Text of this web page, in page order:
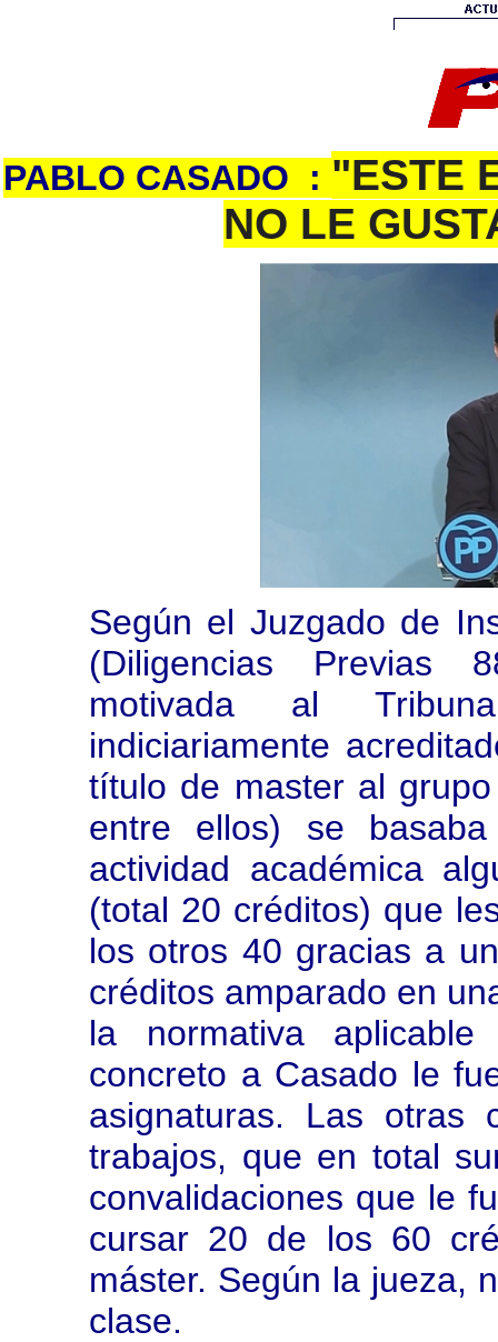
PABLO CASADO : "ESTE
NO LE
Según el Juzgado de
(Diligencias Previas
motivada al
indiciariamente
título de master al
entre ellos) se
actividad académica
(total 20 créditos) que
los otros 40 gracias a
créditos amparado en
la normativa
concreto a Casado le
asignaturas. Las otras
trabajos, que en total
convalidaciones que le
cursar 20 de los 60
máster. Según la jueza,
clase.